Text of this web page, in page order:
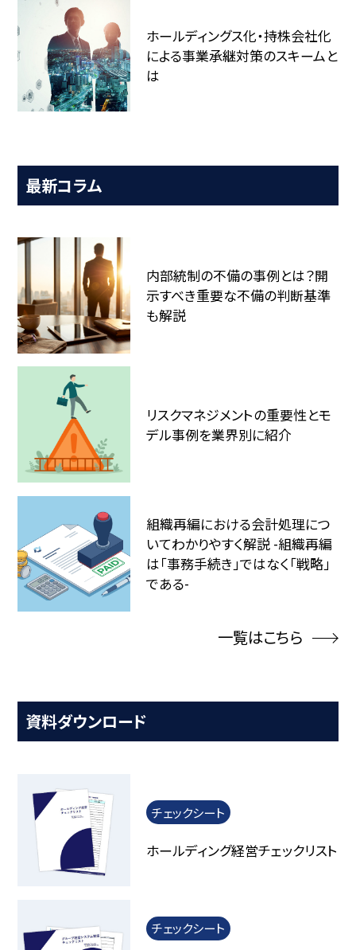
ホールディングス化・持株会社化
による事業承継対策のスキームと
は
最新コラム
内部統制の不備の事例とは？開
示すべき重要な不備の判断基準
も解説
リスクマネジメントの重要性とモ
デル事例を業界別に紹介
組織再編における会計処理につ
いてわかりやすく解説 -組織再編
は「事務手続き」ではなく「戦略」
である-
一覧はこちら
資料ダウンロード
チェックシート
ホールディング経営チェックリスト
チェックシート